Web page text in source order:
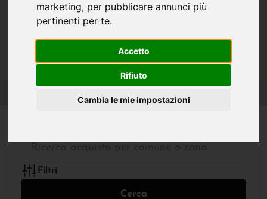
marketing, per pubblicare annunci più
pertinenti per te.
Accetto
Rifiuto
Cambia le mie impostazioni
IN VENDITA IN AFFITTO
Filtri
Cerca